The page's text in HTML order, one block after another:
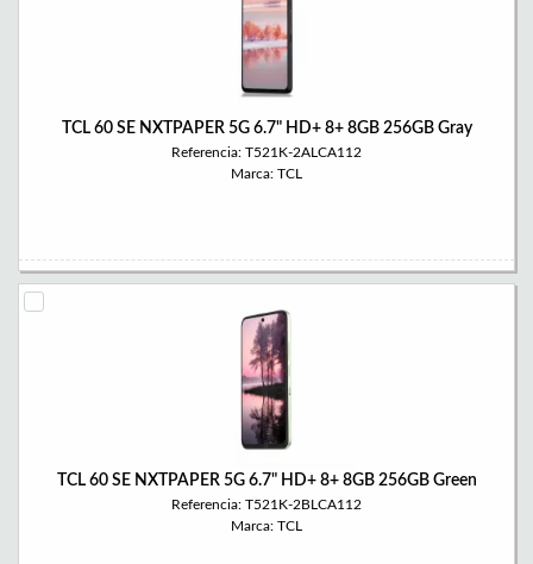
TCL 60 SE NXTPAPER 5G 6.7" HD+ 8+ 8GB 256GB Gray
Referencia: T521K-2ALCA112
Marca: TCL
TCL 60 SE NXTPAPER 5G 6.7" HD+ 8+ 8GB 256GB Green
Referencia: T521K-2BLCA112
Marca: TCL